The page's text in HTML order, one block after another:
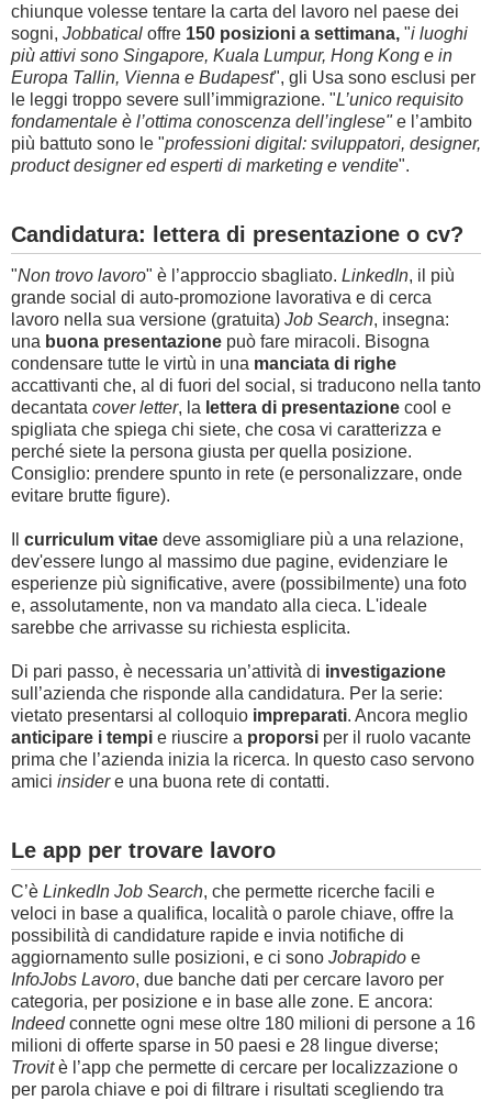
chiunque volesse tentare la carta del lavoro nel paese dei
sogni, Jobbatical offre 150 posizioni a settimana, "i luoghi
più attivi sono Singapore, Kuala Lumpur, Hong Kong e in
Europa Tallin, Vienna e Budapest", gli Usa sono esclusi per
le leggi troppo severe sull’immigrazione. "L’unico requisito
fondamentale è l’ottima conoscenza dell’inglese"e l’ambito
più battuto sono le "professioni digital: sviluppatori, designer,
product designer ed esperti di marketing e vendite".
Candidatura: lettera di presentazione o cv?
"Non trovo lavoro" è l’approccio sbagliato. LinkedIn, il più
grande social di auto-promozione lavorativa e di cerca
lavoro nella sua versione (gratuita) Job Search, insegna:
una buona presentazione può fare miracoli. Bisogna
condensare tutte le virtù in una manciata di righe
accattivanti che, al di fuori del social, si traducono nella tanto
decantata cover letter, la lettera di presentazione cool e
spigliata che spiega chi siete, che cosa vi caratterizza e
perché siete la persona giusta per quella posizione.
Consiglio: prendere spunto in rete (e personalizzare, onde
evitare brutte figure).
curriculum vitae deve assomigliare più a una relazione,
dev'essere lungo al massimo due pagine, evidenziare le
esperienze più significative, avere (possibilmente) una foto
e, assolutamente, non va mandato alla cieca. L'ideale
sarebbe che arrivasse su richiesta esplicita.
Di pari passo, è necessaria un’attività di investigazione
sull’azienda che risponde alla candidatura. Per la serie:
vietato presentarsi al colloquio impreparati. Ancora meglio
anticipare i tempi e riuscire a proporsi per il ruolo vacante
prima che l’azienda inizia la ricerca. In questo caso servono
amici insidere una buona rete di contatti.
Le app per trovare lavoro
C’è LinkedIn Job Search, che permette ricerche facili e
veloci in base a qualifica, località o parole chiave, offre la
possibilità di candidature rapide e invia notifiche di
aggiornamento sulle posizioni, e ci sono Jobrapido e
InfoJobs Lavoro, due banche dati per cercare lavoro per
categoria, per posizione e in base alle zone. E ancora:
Indeedconnette ogni mese oltre 180 milioni di persone a 16
milioni di offerte sparse in 50 paesi e 28 lingue diverse;
Trovitè l’app che permette di cercare per localizzazione o
per parola chiave e poi di filtrare i risultati scegliendo tra